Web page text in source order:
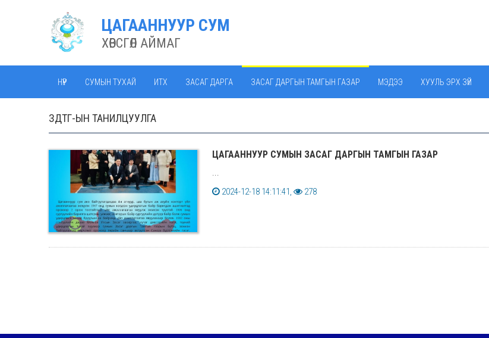
ЦАГААННУУР СУМ
ХӨВСГӨЛ АЙМАГ
НҮҮР СУМЫН ТУХАЙ ИТХ ЗАСАГ ДАРГА ЗАСАГ ДАРГЫН ТАМГЫН ГАЗАР МЭДЭЭ ХУУЛЬ ЭРХ ЗҮЙ
ЗДТГ-ЫН ТАНИЛЦУУЛГА
ЦАГААННУУР СУМЫН ЗАСАГ ДАРГЫН ТАМГЫН ГАЗАР
...
2024-12-18 14:11:41,
278